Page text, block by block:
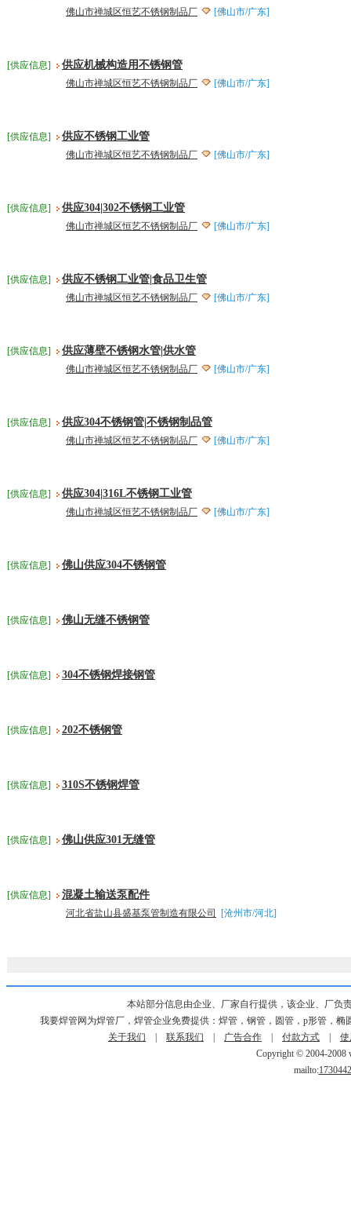
佛山市禅城区恒艺不锈钢制品厂 [佛山市/广东]
[供应信息] 供应机械构造用不锈钢管
佛山市禅城区恒艺不锈钢制品厂 [佛山市/广东]
[供应信息] 供应不锈钢工业管
佛山市禅城区恒艺不锈钢制品厂 [佛山市/广东]
[供应信息] 供应304|302不锈钢工业管
佛山市禅城区恒艺不锈钢制品厂 [佛山市/广东]
[供应信息] 供应不锈钢工业管|食品卫生管
佛山市禅城区恒艺不锈钢制品厂 [佛山市/广东]
[供应信息] 供应薄壁不锈钢水管|供水管
佛山市禅城区恒艺不锈钢制品厂 [佛山市/广东]
[供应信息] 供应304不锈钢管|不锈钢制品管
佛山市禅城区恒艺不锈钢制品厂 [佛山市/广东]
[供应信息] 供应304|316L不锈钢工业管
佛山市禅城区恒艺不锈钢制品厂 [佛山市/广东]
[供应信息] 佛山供应304不锈钢管
[供应信息] 佛山无缝不锈钢管
[供应信息] 304不锈钢焊接钢管
[供应信息] 202不锈钢管
[供应信息] 310S不锈钢焊管
[供应信息] 佛山供应301无缝管
[供应信息] 混凝土输送泵配件
河北省盐山县盛基泵管制造有限公司 [沧州市/河北]
本站部分信息由企业、厂家自行提供，该企业、厂负
我要焊管网为焊管厂，焊管企业免费提供：焊管，钢管，圆管，p形管，
关于我们
联系我们 广告合作 付款方式
Copyright © 2004-2008
mailto: